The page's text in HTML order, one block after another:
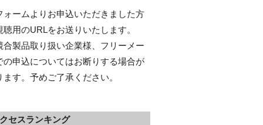
ォームよりお申込いただきました方
聴用のURLをお送りいたします。
合製品取り扱い企業様、フリーメー
の申込についてはお断りする場合が
ます。予めご了承ください。
セスランキング